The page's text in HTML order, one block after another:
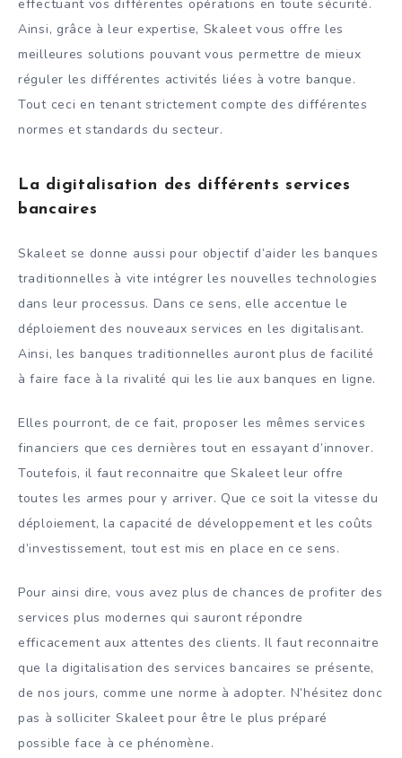
effectuant vos différentes opérations en toute sécurité.
Ainsi, grâce à leur expertise, Skaleet vous offre les
meilleures solutions pouvant vous permettre de mieux
réguler les différentes activités liées à votre banque.
Tout ceci en tenant strictement compte des différentes
normes et standards du secteur.
La digitalisation des différents services
bancaires
Skaleet se donne aussi pour objectif d’aider les banques
traditionnelles à vite intégrer les nouvelles technologies
dans leur processus. Dans ce sens, elle accentue le
déploiement des nouveaux services en les digitalisant.
Ainsi, les banques traditionnelles auront plus de facilité
à faire face à la rivalité qui les lie aux banques en ligne.
Elles pourront, de ce fait, proposer les mêmes services
financiers que ces dernières tout en essayant d’innover.
Toutefois, il faut reconnaitre que Skaleet leur offre
toutes les armes pour y arriver. Que ce soit la vitesse du
déploiement, la capacité de développement et les coûts
d’investissement, tout est mis en place en ce sens.
Pour ainsi dire, vous avez plus de chances de profiter des
services plus modernes qui sauront répondre
efficacement aux attentes des clients. Il faut reconnaitre
que la digitalisation des services bancaires se présente,
de nos jours, comme une norme à adopter. N’hésitez donc
pas à solliciter Skaleet pour être le plus préparé
possible face à ce phénomène.